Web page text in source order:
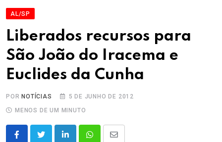
AL/SP
Liberados recursos para
São João do Iracema e
Euclides da Cunha
POR NOTÍCIAS
5 DE JUNHO DE 2012
MENOS DE UM MINUTO